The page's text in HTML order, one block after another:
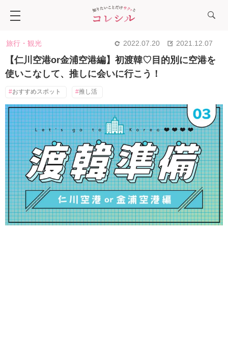
旅行・観光 2022.07.20 2021.12.07
【仁川空港or金浦空港編】初渡韓♡目的別に空港を
使いこなして、推しに会いに行こう！
おすすめスポット 推し活